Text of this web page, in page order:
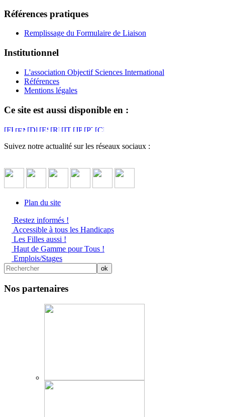
Références pratiques
Remplissage du Formulaire de Liaison
Institutionnel
L'association Objectif Sciences International
Références
Mentions légales
Ce site est aussi disponible en :
Suivez notre actualité sur les réseaux sociaux :
Plan du site
Restez informés !
Accessible à tous les Handicaps
Les Filles aussi !
Haut de Gamme pour Tous !
Emplois/Stages
Nos partenaires